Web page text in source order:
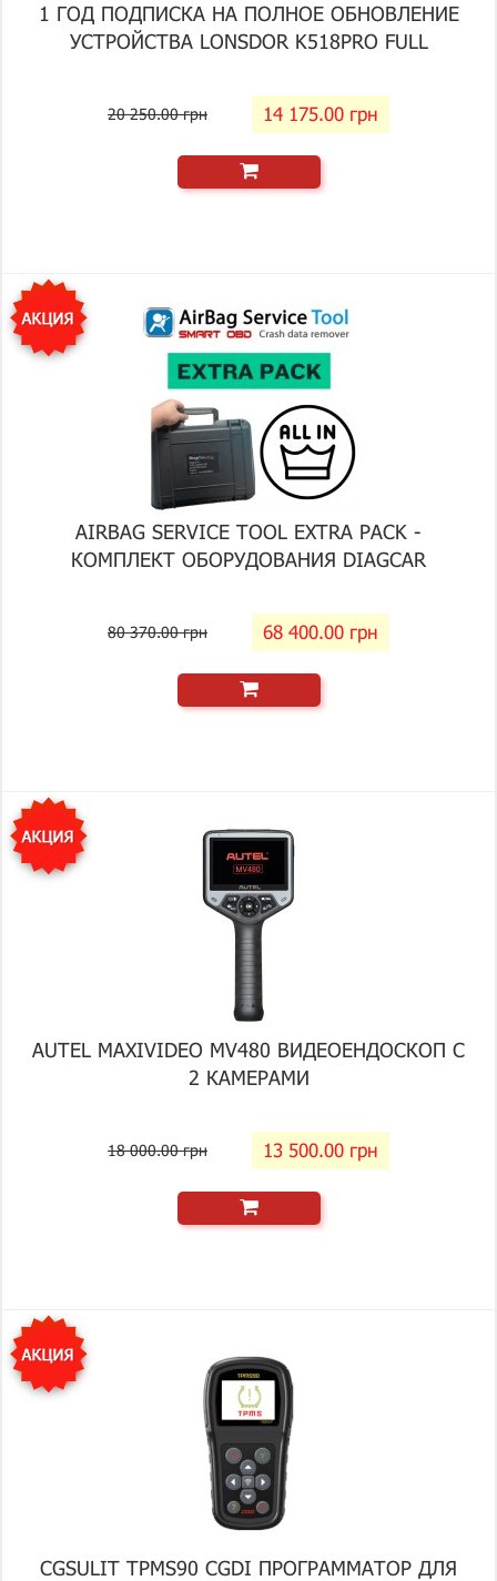
1 ГОД ПОДПИСКА НА ПОЛНОЕ ОБНОВЛЕНИЕ
УСТРОЙСТВА LONSDOR K518PRO FULL
20 250.00 грн 14 175.00 грн
AIRBAG SERVICE TOOL EXTRA PACK -
КОМПЛЕКТ ОБОРУДОВАНИЯ DIAGCAR
80 370.00 грн 68 400.00 грн
AUTEL MAXIVIDEO MV480 ВИДЕОЕНДОСКОП С
2 КАМЕРАМИ
18 000.00 грн 13 500.00 грн
CGSULIT TPMS90 CGDI ПРОГРАММАТОР ДЛЯ